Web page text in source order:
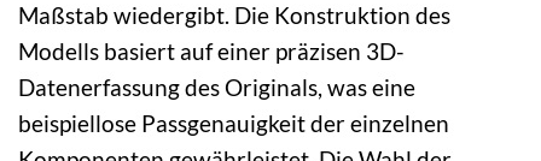
Maßstab wiedergibt. Die Konstruktion des
Modells basiert auf einer präzisen 3D-
Datenerfassung des Originals, was eine
beispiellose Passgenauigkeit der einzelnen